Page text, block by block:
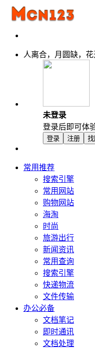
人离合，月圆缺，
未登录
登录后即可体
登录 注册
常用推荐
搜索引擎
常用网站
购物网站
海淘
时尚
旅游出行
新闻资讯
常用查询
搜索引擎
快递物流
文件传输
办公必备
文档笔记
即时通讯
文档处理